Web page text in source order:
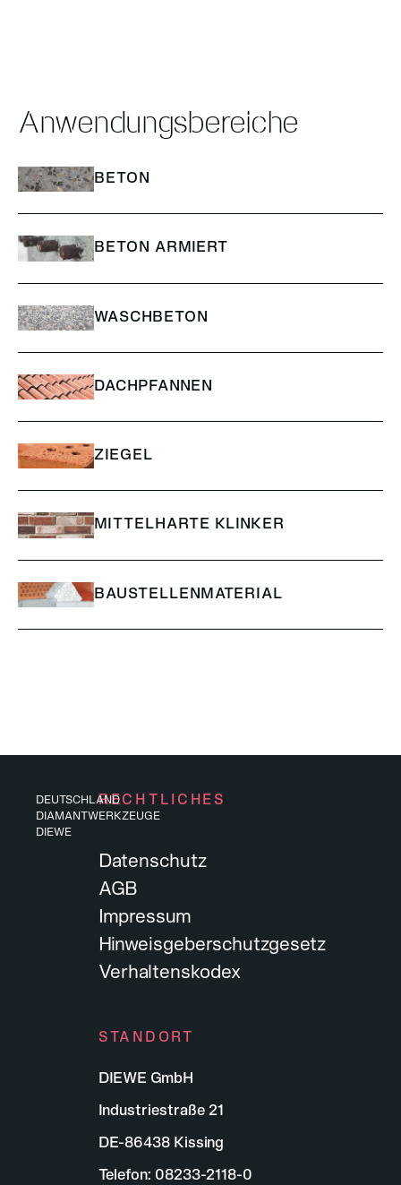
Arbeiten bei DIEWE
Anbieter innovativer Werkzeuge und
Maschinen.
Anwendungsbereiche
BETON
BETON ARMIERT
WASCHBETON
DACHPFANNEN
ZIEGEL
MITTELHARTE KLINKER
BAUSTELLENMATERIAL
DIEWE
DIAMANTWERKZEUGE
DEUTSCHLANDRECHTLICHES
Datenschutz
AGB
Impressum
Hinweisgeberschutzgesetz
Verhaltenskodex
STANDORT
DIEWE GmbH
Industriestraße 21
DE-86438 Kissing
Telefon: 08233-2118-0